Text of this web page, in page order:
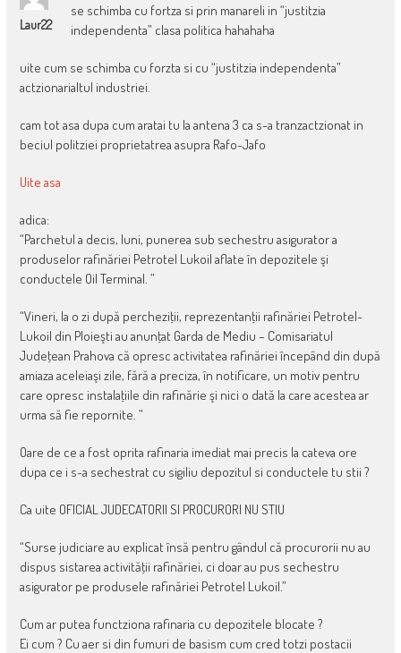
Laur22
se schimba cu fortza si prin manareli in “justitzia
independenta” clasa politica hahahaha
uite cum se schimba cu forzta si cu “justitzia independenta”
actzionarialtul industriei.
cam tot asa dupa cum aratai tu la antena 3 ca s-a tranzactzionat in
beciul politziei proprietatrea asupra Rafo-Jafo
Uite asa
adica:
“Parchetul a decis, luni, punerea sub sechestru asigurator a
produselor rafinăriei Petrotel Lukoil aflate în depozitele şi
conductele Oil Terminal. ”
“Vineri, la o zi după percheziţii, reprezentanţii rafinăriei Petrotel-
Lukoil din Ploieşti au anunţat Garda de Mediu – Comisariatul
Judeţean Prahova că opresc activitatea rafinăriei începând din după
amiaza aceleiaşi zile, fără a preciza, în notificare, un motiv pentru
care opresc instalaţiile din rafinărie şi nici o dată la care acestea ar
urma să fie repornite. ”
Oare de ce a fost oprita rafinaria imediat mai precis la cateva ore
dupa ce i s-a sechestrat cu sigiliu depozitul si conductele tu stii ?
Ca uite OFICIAL JUDECATORII SI PROCURORI NU STIU
“Surse judiciare au explicat însă pentru gândul că procurorii nu au
dispus sistarea activităţii rafinăriei, ci doar au pus sechestru
asigurator pe produsele rafinăriei Petrotel Lukoil.”
Cum ar putea functziona rafinaria cu depozitele blocate ?
Ei cum ? Cu aer si din fumuri de basism cum cred totzi postacii